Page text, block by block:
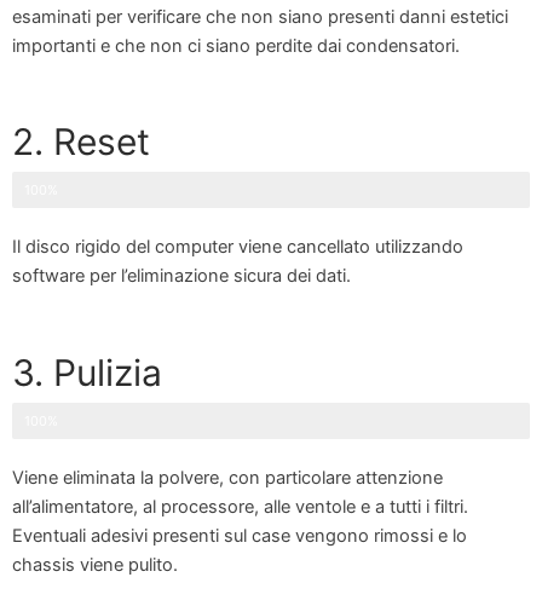
esaminati per verificare che non siano presenti danni estetici
importanti e che non ci siano perdite dai condensatori.
2. Reset
Il disco rigido del computer viene cancellato utilizzando
software per l’eliminazione sicura dei dati.
3. Pulizia
Viene eliminata la polvere, con particolare attenzione
all’alimentatore, al processore, alle ventole e a tutti i filtri.
Eventuali adesivi presenti sul case vengono rimossi e lo
chassis viene pulito.